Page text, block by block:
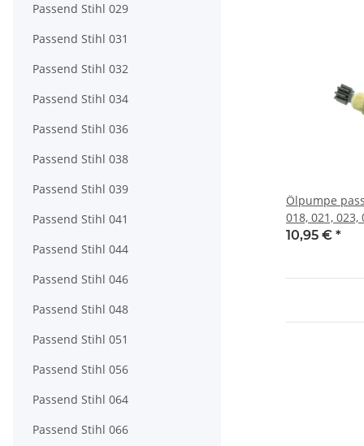
Ölpumpe
018, 021, 023,
MS171,
10,95 € *
Passend Stihl 029
Passend Stihl 031
Passend Stihl 032
Passend Stihl 034
Passend Stihl 036
Passend Stihl 038
Passend Stihl 039
Passend Stihl 041
Passend Stihl 044
Passend Stihl 046
Passend Stihl 048
Passend Stihl 051
Passend Stihl 056
Passend Stihl 064
Passend Stihl 066